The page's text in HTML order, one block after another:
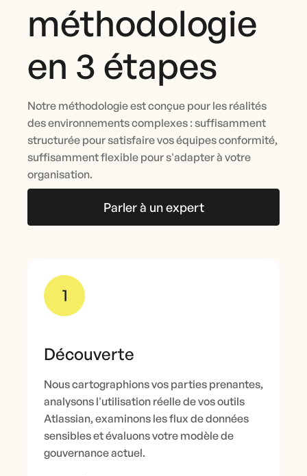
méthodologie
en 3 étapes
Notre méthodologie est conçue pour les réalités
des environnements complexes : suffisamment
structurée pour satisfaire vos équipes conformité,
suffisamment flexible pour s'adapter à votre
organisation.
Parler à un expert
Découverte
Nous cartographions vos parties prenantes,
analysons l'utilisation réelle de vos outils
Atlassian, examinons les flux de données
sensibles et évaluons votre modèle de
gouvernance actuel.